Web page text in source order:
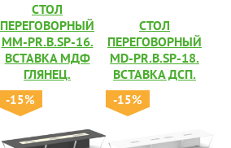
СТОЛ
ПЕРЕГОВОРНЫЙ
MM-PR.B.SP-16.
ВСТАВКА МДФ
ГЛЯНЕЦ.
-15%
СТОЛ
ПЕРЕГОВОРНЫЙ
MD-PR.B.SP-18.
ВСТАВКА ДСП.
-15%